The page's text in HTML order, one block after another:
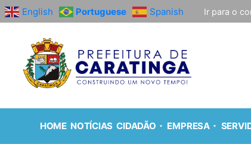
English Portuguese Spanish Ir para o
HOME NOTÍCIAS CIDADÃO EMPRESA